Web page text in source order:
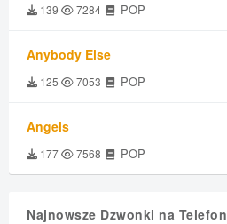
139 7284 POP
Anybody Else
125 7053 POP
Angels
177 7568 POP
Najnowsze Dzwonki na Telefon